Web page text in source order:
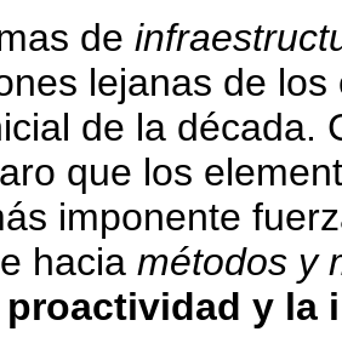
de
lejanas de
de la década.
que los
imponente
hacia métodos y
proactividad y la